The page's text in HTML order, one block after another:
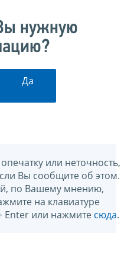
нужную
Да
или неточность,
Вы сообщите об этом.
по Вашему мнению,
на клавиатуре
Enter или нажмите сюда.